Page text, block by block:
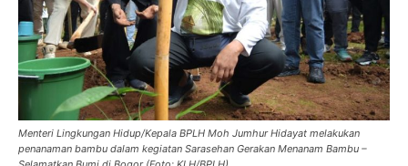
Menteri Lingkungan Hidup/Kepala BPLH Moh Jumhur Hidayat melakukan
penanaman bambu dalam kegiatan Sarasehan Gerakan Menanam Bambu –